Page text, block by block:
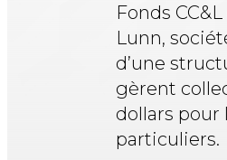
Fonds
Lunn,
d’une
gèrent
dollars pour
particuliers.